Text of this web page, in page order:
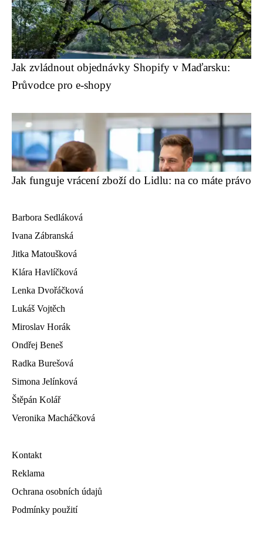
Jak zvládnout objednávky Shopify v Maďarsku:
Průvodce pro e-shopy
Jak funguje vrácení zboží do Lidlu: na co máte právo
Barbora Sedláková
Ivana Zábranská
Jitka Matoušková
Klára Havlíčková
Lenka Dvořáčková
Lukáš Vojtěch
Miroslav Horák
Ondřej Beneš
Radka Burešová
Simona Jelínková
Štěpán Kolář
Veronika Macháčková
Kontakt
Reklama
Ochrana osobních údajů
Podmínky použití